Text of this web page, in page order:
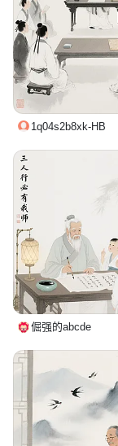
1q04s2b8xk-HB
倔强的abcde